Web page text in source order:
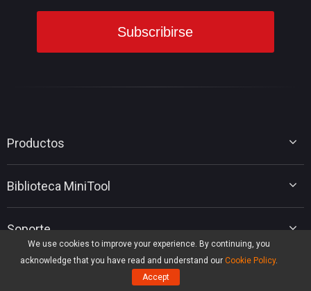
We use cookies to improve your experience. By continuing, you
acknowledge that you have read and understand our Cookie Policy.
Accept
Productos
MiniTool Power Data Recovery
Biblioteca MiniTool
Tips Recuperación Datos
Tips Copia de Seguridad
Tips Movie Maker
Soporte
Contactar MiniTool